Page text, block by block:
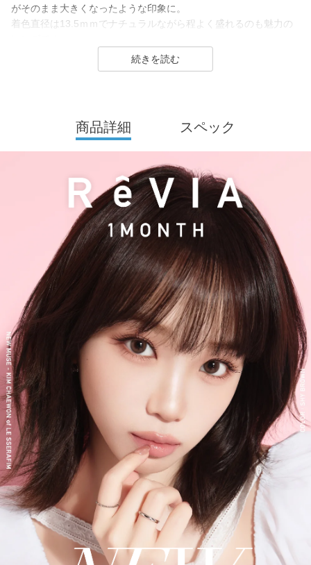
がそのまま大きくなったような印象に。
着色直径は13.5ｍｍでナチュラルながら程よく盛れるのも魅力の
ReVIA は2016年に誕生した、「洗練」と「幅広い年齢層に愛され
／Blue Light Barrier（ブルーライトバリア）／TORIC（トーリッ
ない絶妙なレンズサイズを採用することで ナチュラルでありなが
らも印象的な瞳を演出します。
2026年には、ブランド誕生から10周年を迎えるにあたり、新イメ
ージモデルにKIM CHAEWON（キム・チェウォン）さんが就任
し、イメージを一新しました。
新シリーズとして、CLEAR 2week（クリアツーウィーク）／CLE
AR TORIC（クリアトーリック）も誕生し、さらに充実したライ
ンナップに。
裸眼風のナチュラルデザインから、さりげなく盛れるタイプ、普
段使いに最適なサークルレンズ、クリアコンタクトレンズまで、
豊富なバリエーションで多くの方々の瞳に寄り添い続けていま
す。
商品詳細 スペック